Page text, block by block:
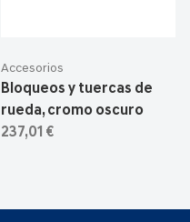
Accesorios
Bloqueos y tuercas de
rueda, cromo oscuro
237,01 €